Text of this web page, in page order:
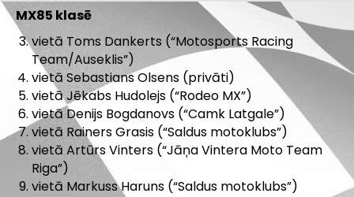
MX85 klasē
vietā Toms Dankerts (“Motosports Racing
Team/Auseklis”)
vietā Sebastians Olsens (privāti)
vietā Jēkabs Hudolejs (“Rodeo MX”)
vietā Denijs Bogdanovs (“Camk Latgale”)
vietā Rainers Grasis (“Saldus motoklubs”)
vietā Artūrs Vinters (“Jāņa Vintera Moto Team
Riga”)
vietā Markuss Haruns (“Saldus motoklubs”)